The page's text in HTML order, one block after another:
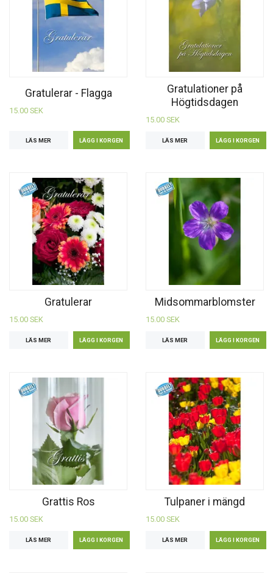
Gratulerar - Flagga
15.00 SEK
LÄS MER
Gratulationer på
Högtidsdagen
15.00 SEK
LÄS MER
Gratulerar
15.00 SEK
LÄS MER
Midsommarblomster
15.00 SEK
LÄS MER
Grattis Ros
15.00 SEK
LÄS MER
Tulpaner i mängd
15.00 SEK
LÄS MER